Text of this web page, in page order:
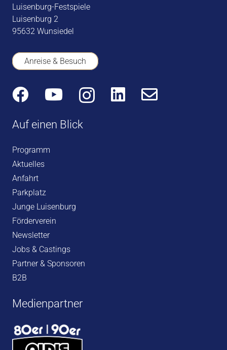
Luisenburg-Festspiele
Luisenburg 2
95632 Wunsiedel
Anreise & Besuch
Auf einen Blick
Programm
Aktuelles
Anfahrt
Parkplatz
Junge Luisenburg
Förderverein
Newsletter
Jobs & Castings
Partner & Sponsoren
B2B
Medienpartner